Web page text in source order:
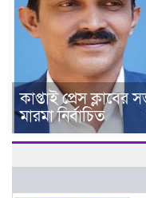
কাপ্তাই প্রেস
মারমা নির্বাচিত